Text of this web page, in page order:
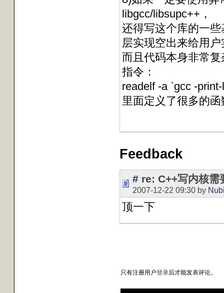
libgcc/libsupc++，
还得写这个库的一
层实现空出来给用
而且代码本身非常
指令：
readelf -a `gcc -
里面定义了很多的函
Feedback
# re: C++写内核需
2007-12-22 09:30 by
顶一下
只有注册用户登录后才能发表评论。